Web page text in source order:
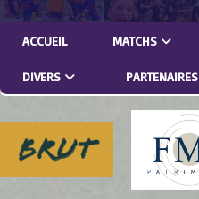
ACCUEIL MATCHS
DIVERS PARTENAIRES